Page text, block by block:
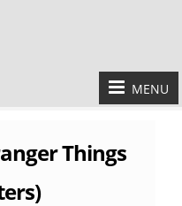
MENU
Things